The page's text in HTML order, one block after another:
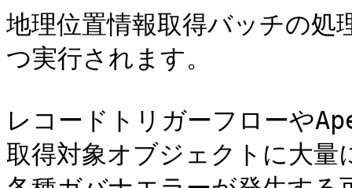
地理位置情報取得バッチの
つ実行されます。
レコードトリガーフローや
取得対象オブジェクトに大